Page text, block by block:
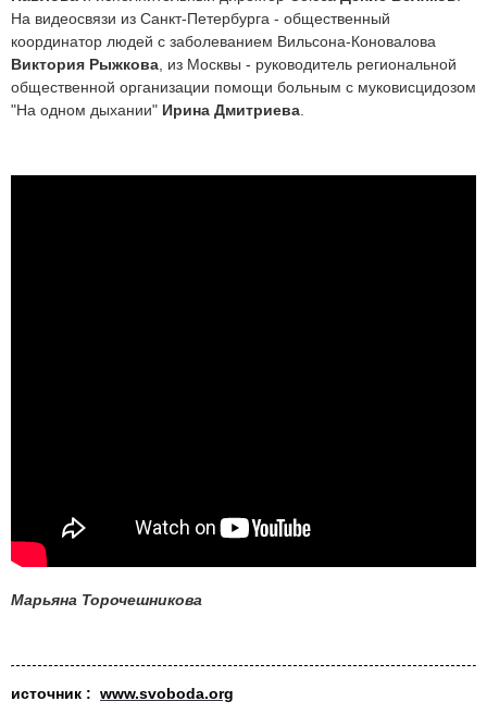
На видеосвязи из Санкт-Петербурга - общественный
координатор людей с заболеванием Вильсона-Коновалова
Виктория Рыжкова , из Москвы - руководитель региональной
общественной организации помощи больным с муковисцидозом
"На одном дыхании" Ирина Дмитриева
Марьяна Торочешникова
источник : www.svoboda.org